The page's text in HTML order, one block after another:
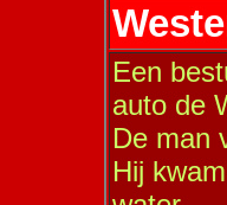
Een
auto de
De man
Hij